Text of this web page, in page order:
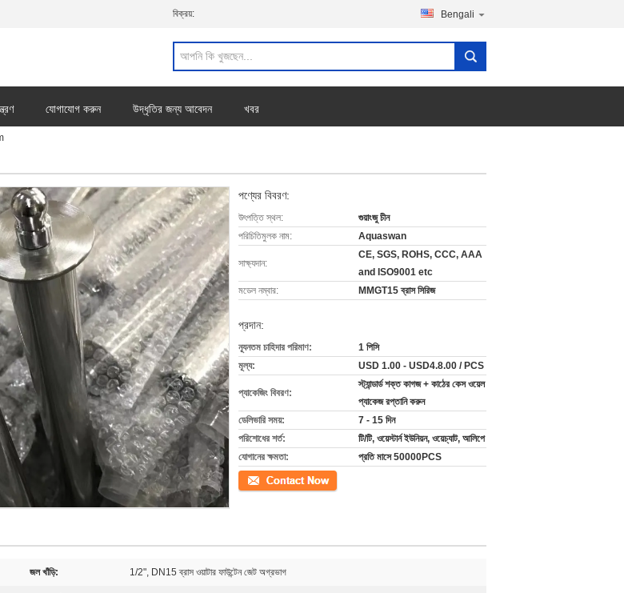
বিক্রয়: Bengali
যোগাযোগ করুন উদ্ধৃতির জন্য আবেদন খবর
পণ্যের বিবরণ:
উৎপত্তি স্থল:
গুয়াংজু চীন
পরিচিতিমুলক নাম:
Aquaswan
সাক্ষ্যদান:
CE, SGS, ROHS, CCC, AAA
and ISO9001 etc
মডেল নম্বার:
MMGT15 ব্রাস সিরিজ
প্রদান:
ন্যূনতম চাহিদার পরিমাণ:
1 পিসি
মূল্য:
USD 1.00 - USD4.8.00 / PCS
প্যাকেজিং বিবরণ:
স্ট্যান্ডার্ড শক্ত কাগজ + কাঠের কেস ওয়েল
প্যাকেজ রপ্তানি করুন
ডেলিভারি সময়:
7 - 15 দিন
পরিশোধের শর্ত:
টি/টি, ওয়েস্টার্ন ইউনিয়ন, ওয়েচ্যাট, আলিপে
যোগানের ক্ষমতা:
প্রতি মাসে 50000PCS
যোগাযোগ
জল খাঁড়ি: 1/2", DN15 ব্রাস ওয়াটার ফাউন্টেন জেট অগ্রভাগ